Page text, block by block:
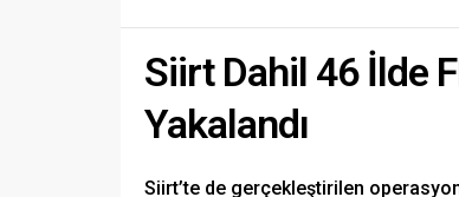
Siirt Dahil 46 İlde
Yakalandı
Siirt’te de gerçekleştirilen